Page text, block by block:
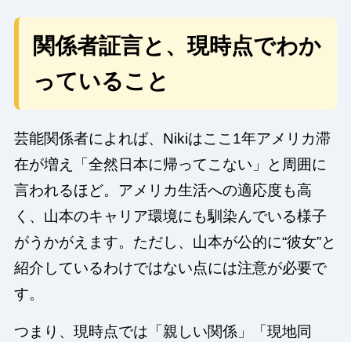
関係者証言と、現時点でわか
っていること
芸能関係者によれば、Nikiはここ1年アメリカ滞
在が増え「全然日本に帰ってこない」と周囲に
言われるほど。アメリカ生活への適応度も高
く、山本のキャリア環境にも馴染んでいる様子
がうかがえます。ただし、山本が公的に“彼女”と
紹介しているわけではない点には注意が必要で
す。
つまり、現時点では「親しい関係」「現地同